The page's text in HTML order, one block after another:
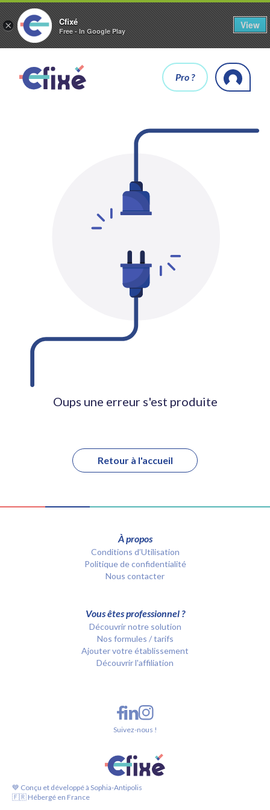
× Cfixé
Free - In Google Play
View
Pro ?
Oups une erreur s'est produite
Retour à l'accueil
À propos
Conditions d’Utilisation
Politique de confidentialité
Nous contacter
Vous êtes professionnel ?
Découvrir notre solution
Nos formules / tarifs
Ajouter votre établissement
Découvrir l'affiliation
💙 Conçu et développé à Sophia-Antipolis
🇫🇷 Hébergé en France
Suivez-nous !